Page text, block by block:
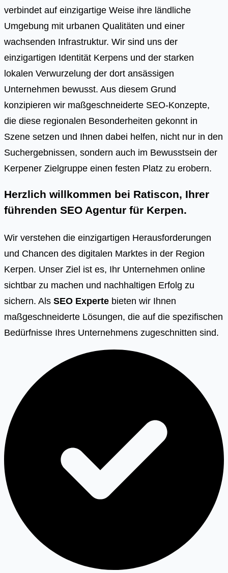
verbindet auf einzigartige Weise ihre ländliche
Umgebung mit urbanen Qualitäten und einer
wachsenden Infrastruktur. Wir sind uns der
einzigartigen Identität Kerpens und der starken
lokalen Verwurzelung der dort ansässigen
Unternehmen bewusst. Aus diesem Grund
konzipieren wir maßgeschneiderte SEO-Konzepte,
die diese regionalen Besonderheiten gekonnt in
Szene setzen und Ihnen dabei helfen, nicht nur in den
Suchergebnissen, sondern auch im Bewusstsein der
Kerpener Zielgruppe einen festen Platz zu erobern.
Herzlich willkommen bei Ratiscon, Ihrer
führenden SEO Agentur für Kerpen.
Wir verstehen die einzigartigen Herausforderungen
und Chancen des digitalen Marktes in der Region
Kerpen. Unser Ziel ist es, Ihr Unternehmen online
sichtbar zu machen und nachhaltigen Erfolg zu
sichern. Als SEO Experte bieten wir Ihnen
maßgeschneiderte Lösungen, die auf die spezifischen
Bedürfnisse Ihres Unternehmens zugeschnitten sind.